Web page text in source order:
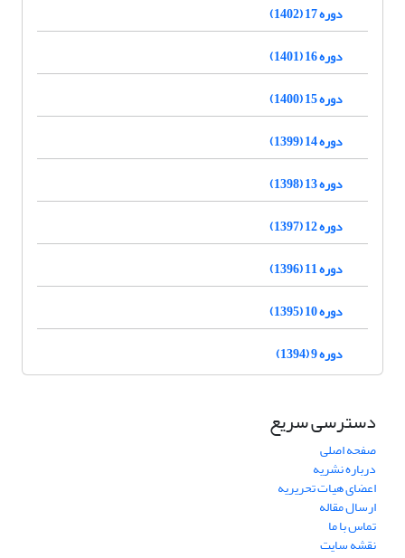
دوره 17 (1402)
دوره 16 (1401)
دوره 15 (1400)
دوره 14 (1399)
دوره 13 (1398)
دوره 12 (1397)
دوره 11 (1396)
دوره 10 (1395)
دوره 9 (1394)
دسترسی سریع
صفحه اصلی
درباره نشریه
اعضای هیات تحریریه
ارسال مقاله
تماس با ما
نقشه سایت